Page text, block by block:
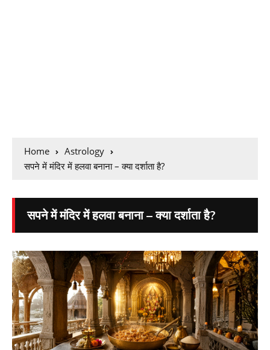
Home
Astrology
सपने में मंदिर में हलवा बनाना – क्या दर्शाता है?
सपने में मंदिर में हलवा बनाना – क्या दर्शाता है?